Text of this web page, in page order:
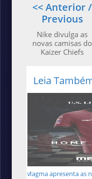
<< Anterior /
Previous
Nike divulga as
novas camisas do
Kaizer Chiefs
Leia
Magma apresenta as